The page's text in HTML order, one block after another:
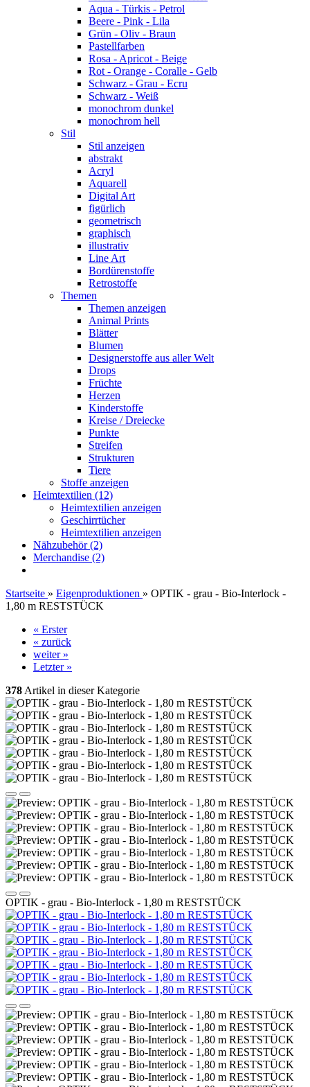
Aqua - Türkis - Petrol
Beere - Pink - Lila
Grün - Oliv - Braun
Pastellfarben
Rosa - Apricot - Beige
Rot - Orange - Coralle - Gelb
Schwarz - Grau - Ecru
Schwarz - Weiß
monochrom dunkel
monochrom hell
Stil
Stil anzeigen
abstrakt
Acryl
Aquarell
Digital Art
figürlich
geometrisch
graphisch
illustrativ
Line Art
Bordürenstoffe
Retrostoffe
Themen
Themen anzeigen
Animal Prints
Blätter
Blumen
Designerstoffe aus aller Welt
Drops
Früchte
Herzen
Kinderstoffe
Kreise / Dreiecke
Punkte
Streifen
Strukturen
Tiere
Stoffe anzeigen
Heimtextilien (12)
Heimtextilien anzeigen
Geschirrtücher
Heimtextilien anzeigen
Nähzubehör (2)
Merchandise (2)
Startseite » Eigenproduktionen » OPTIK - grau - Bio-Interlock -
1,80 m RESTSTÜCK
« Erster
« zurück
weiter »
Letzter »
378 Artikel in dieser Kategorie
OPTIK - grau - Bio-Interlock - 1,80 m RESTSTÜCK